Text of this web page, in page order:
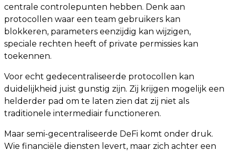
centrale controlepunten hebben. Denk aan
protocollen waar een team gebruikers kan
blokkeren, parameters eenzijdig kan wijzigen,
speciale rechten heeft of private permissies kan
toekennen.
Voor echt gedecentraliseerde protocollen kan
duidelijkheid juist gunstig zijn. Zij krijgen mogelijk een
helderder pad om te laten zien dat zij niet als
traditionele intermediair functioneren.
Maar semi-gecentraliseerde DeFi komt onder druk.
Wie financiële diensten levert, maar zich achter een